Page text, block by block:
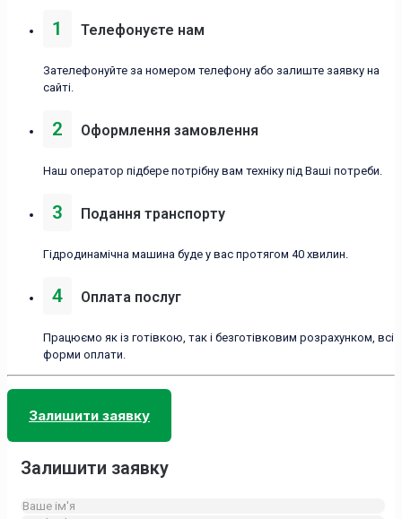
1 Телефонуєте нам
Зателефонуйте за номером телефону або залиште заявку на
сайті.
2 Оформлення замовлення
Наш оператор підбере потрібну вам техніку під Ваші потреби.
3 Подання транспорту
Гідродинамічна машина буде у вас протягом 40 хвилин.
4 Оплата послуг
Працюємо як із готівкою, так і безготівковим розрахунком, всі
форми оплати.
Залишити заявку
Залишити заявку